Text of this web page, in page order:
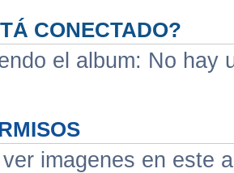
CONECTADO?
el album: No hay
ver imagenes en este